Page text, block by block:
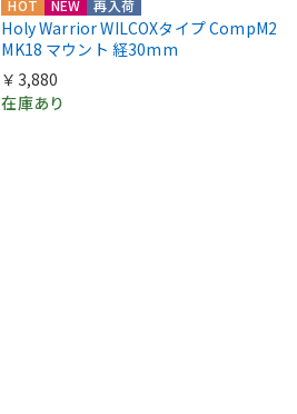
HOT NEW 再入荷
Holy Warrior WILCOXタイプ CompM2
MK18 マウント 経30mm
￥3,880
在庫あり